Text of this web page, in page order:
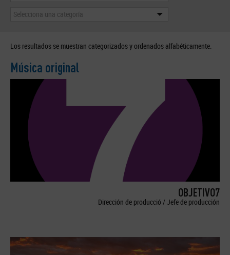
Selecciona una categoría
Los resultados se muestran categorizados y ordenados alfabéticamente.
Música original
OBJETIVO7
Dirección de producció / Jefe de producción